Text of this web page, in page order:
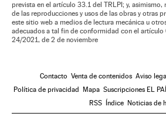
prevista en el artículo 33.1 del TRLPI; y, asimismo,
de las reproducciones y usos de las obras y otras
este sitio web a medios de lectura mecánica u
adecuados a tal fin de conformidad con el artículo
24/2021, de 2 de noviembre
Contacto Venta de contenidos Aviso legal
Política de privacidad
Mapa Suscripciones EL
RSS
Índice Noticias de